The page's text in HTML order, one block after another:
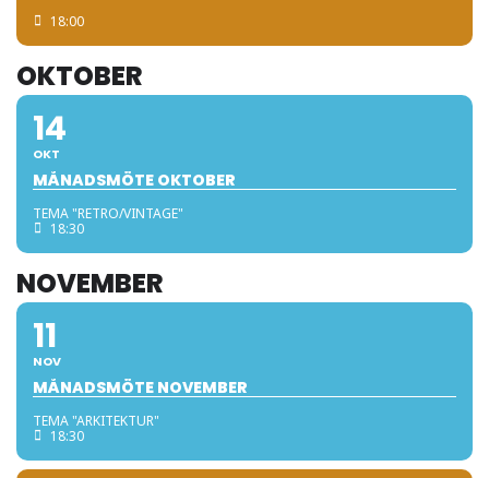
18:00
OKTOBER
14
OKT
MÅNADSMÖTE OKTOBER
TEMA "RETRO/VINTAGE"
18:30
NOVEMBER
11
NOV
MÅNADSMÖTE NOVEMBER
TEMA "ARKITEKTUR"
18:30